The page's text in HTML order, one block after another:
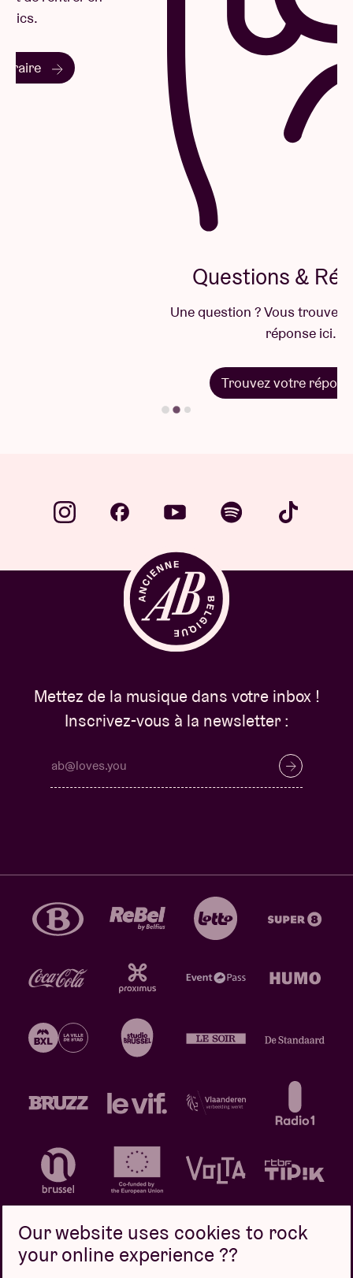
Questions & Réponses
Une question ? Vous trouverez sûrement la
Trouvez votre réponse
Mettez de la musique dans votre inbox !
Inscrivez-vous à la newsletter :
Our website uses cookies to rock
your online experience ??